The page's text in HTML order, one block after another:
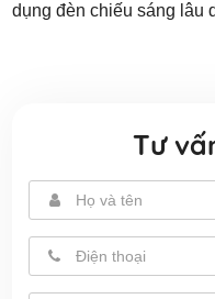
dụng đèn chiếu sáng lâu
Tư